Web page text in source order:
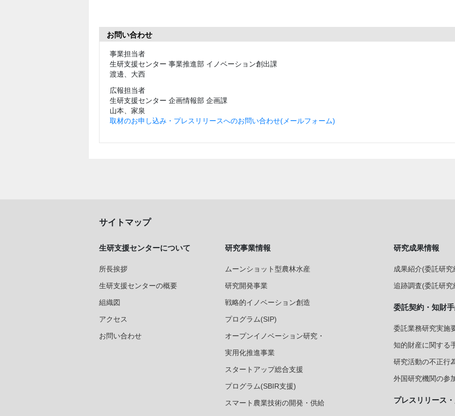
お問い合わせ
事業担当者
生研支援センター 事業推進部 イノベーション創出課
渡邊、大西
広報担当者
生研支援センター 企画情報部 企画課
山本、家泉
取材のお申し込み・プレスリリースへのお問い合わせ(メールフォーム)
サイトマップ
生研支援センターについて
所長挨拶
生研支援センターの概要
組織図
アクセス
お問い合わせ
研究事業情報
ムーンショット型農林水産
研究開発事業
戦略的イノベーション創造
プログラム(SIP)
オープンイノベーション研究・
実用化推進事業
スタートアップ総合支援
プログラム(SBIR支援)
スマート農業技術の開発・供給
研究成果情報
成果紹介(委託研
追跡調査(委託研
委託契約・知財
委託業務研究実施
知的財産に関する
研究活動の不正行
外国研究機関の参
プレスリリース